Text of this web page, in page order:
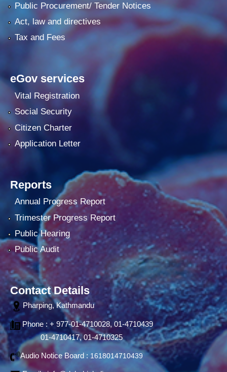
Public Procurement/ Tender Notices
Act, law and directives
Tax and Fees
eGov services
Vital Registration
Social Security
Citizen Charter
Application Letter
Reports
Annual Progress Report
Trimester Progress Report
Public Hearing
Public Audit
Contact Details
Pharping, Kathmandu
Phone : + 977-01-4710028, 01-4710439
01-4710417, 01-4710325
Audio Notice Board : 1618014710439